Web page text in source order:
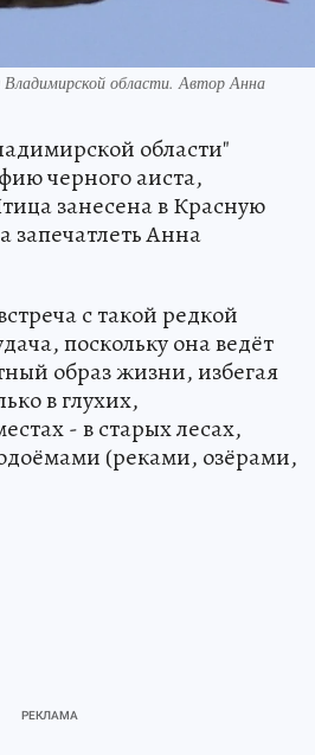
области. Автор Анна
области"
черного аиста,
занесена в Красную
запечатлеть Анна
с такой редкой
поскольку она ведёт
образ жизни, избегая
в глухих,
- в старых лесах,
(реками, озёрами,